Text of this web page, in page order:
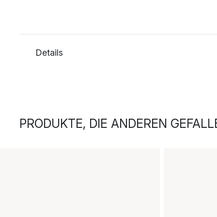
Details
PRODUKTE, DIE ANDEREN